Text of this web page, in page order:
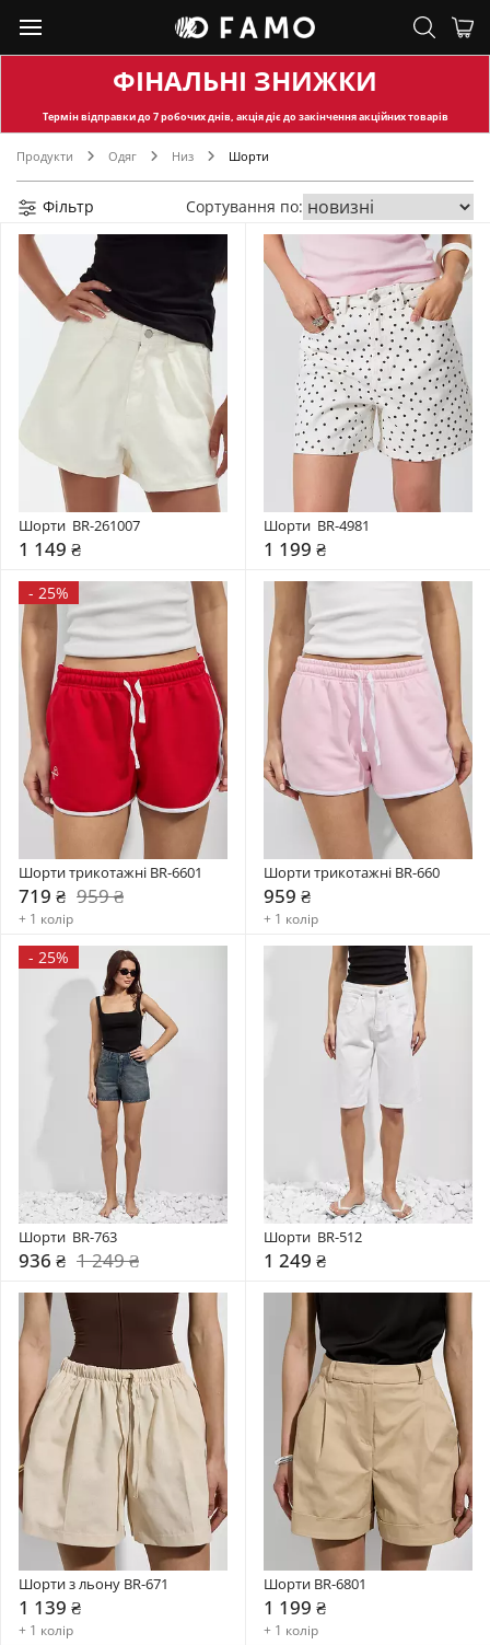
ФІНАЛЬНІ ЗНИЖКИ
Термін відправкидо 7 робочих днів, акція діє до закінчення акційних товарів
Продукти Одяг Низ Шорти
Фільтр Сортування по:
Шорти  BR-261007
1 149 ₴
Шорти  BR-4981
1 199 ₴
- 25%
Шорти трикотажні BR-6601
719 ₴ 959 ₴
+ 1 колір
Шорти трикотажні BR-660
959 ₴
+ 1 колір
- 25%
Шорти  BR-763
936 ₴ 1 249 ₴
Шорти  BR-512
1 249 ₴
Шорти з льону BR-671
1 139 ₴
+ 1 колір
Шорти BR-6801
1 199 ₴
+ 1 колір